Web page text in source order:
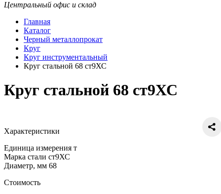
Центральный офис и склад
Главная
Каталог
Черный металлопрокат
Круг
Круг инструментальный
Круг стальной 68 ст9ХС
Круг стальной 68 ст9ХС
Характеристики
Единица измерения т
Марка стали ст9ХС
Диаметр, мм 68
Стоимость